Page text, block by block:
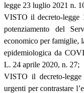
legge 23 luglio 2021 n.
VISTO il decreto-legge
potenziamento del
economico per famiglie,
epidemiologica da
L. 24 aprile 2020, n. 27;
VISTO il decreto-
urgenti per contrastare